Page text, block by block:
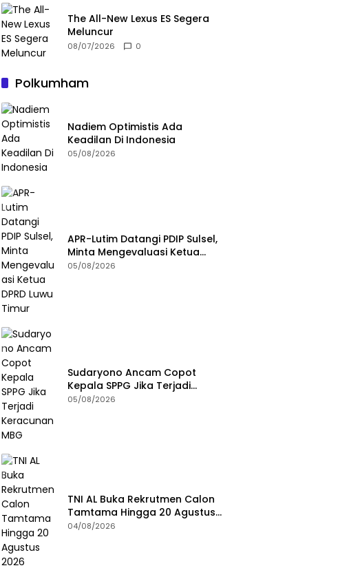
The All-New Lexus ES Segera
Meluncur
08/07/2026 0
Polkumham
Nadiem Optimistis Ada
Keadilan Di Indonesia
05/08/2026
APR-Lutim Datangi PDIP Sulsel,
Minta Mengevaluasi Ketua
DPRD Luwu Timur
05/08/2026
Sudaryono Ancam Copot
Kepala SPPG Jika Terjadi
Keracunan MBG
05/08/2026
TNI AL Buka Rekrutmen Calon
Tamtama Hingga 20 Agustus
2026
04/08/2026